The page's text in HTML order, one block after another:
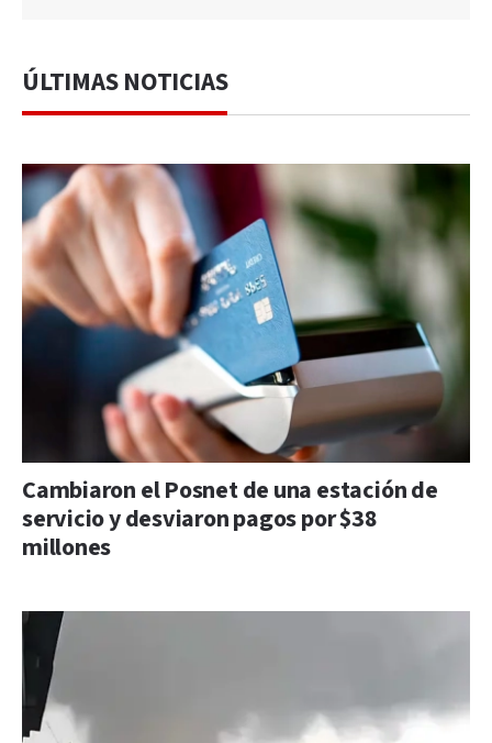
ÚLTIMAS NOTICIAS
Cambiaron el Posnet de una estación de
servicio y desviaron pagos por $38
millones